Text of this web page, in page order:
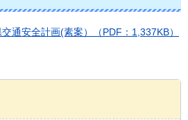
通安全計画(素案）（PDF：1,337KB）